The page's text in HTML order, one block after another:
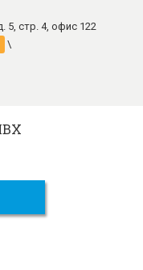
5, стр. 4, офис 122
\